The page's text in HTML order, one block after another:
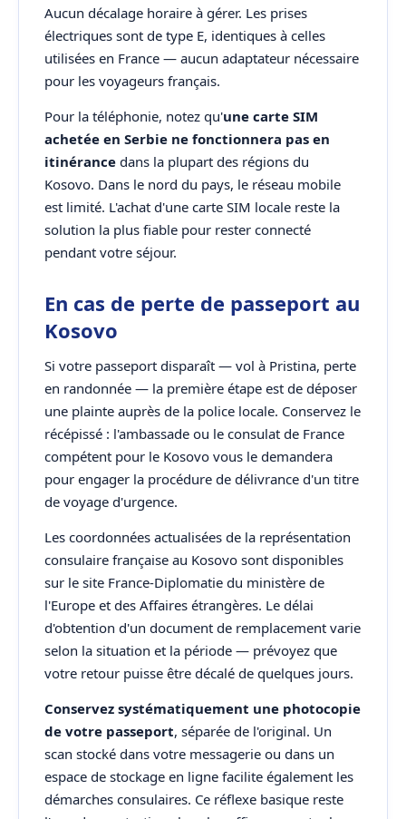
Aucun décalage horaire à gérer. Les prises
électriques sont de type E, identiques à celles
utilisées en France — aucun adaptateur nécessaire
pour les voyageurs français.
Pour la téléphonie, notez qu'une carte SIM
achetée en Serbie ne fonctionnera pas en
itinérance dans la plupart des régions du
Kosovo. Dans le nord du pays, le réseau mobile
est limité. L'achat d'une carte SIM locale reste la
solution la plus fiable pour rester connecté
pendant votre séjour.
En cas de perte de passeport au
Kosovo
Si votre passeport disparaît — vol à Pristina, perte
en randonnée — la première étape est de déposer
une plainte auprès de la police locale. Conservez le
récépissé : l'ambassade ou le consulat de France
compétent pour le Kosovo vous le demandera
pour engager la procédure de délivrance d'un titre
de voyage d'urgence.
Les coordonnées actualisées de la représentation
consulaire française au Kosovo sont disponibles
sur le site France-Diplomatie du ministère de
l'Europe et des Affaires étrangères. Le délai
d'obtention d'un document de remplacement varie
selon la situation et la période — prévoyez que
votre retour puisse être décalé de quelques jours.
Conservez systématiquement une photocopie
de votre passeport, séparée de l'original. Un
scan stocké dans votre messagerie ou dans un
espace de stockage en ligne facilite également les
démarches consulaires. Ce réflexe basique reste